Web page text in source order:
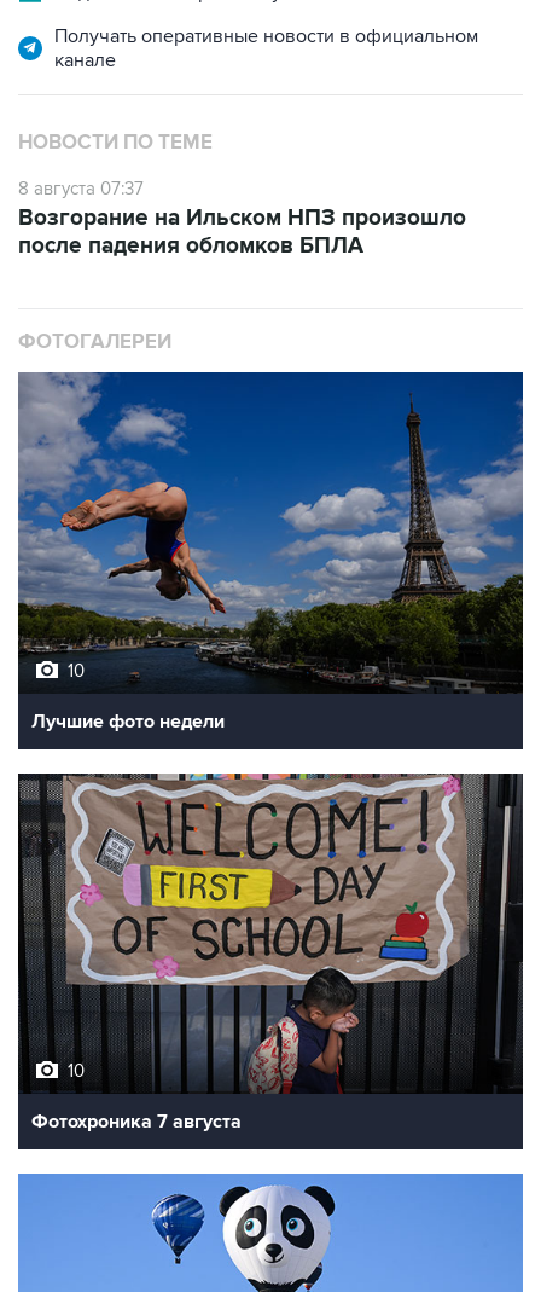
Получать оперативные новости в официальном
канале
НОВОСТИ ПО ТЕМЕ
8 августа 07:37
Возгорание на Ильском НПЗ произошло
после падения обломков БПЛА
ФОТОГАЛЕРЕИ
10
Лучшие фото недели
10
Фотохроника 7 августа